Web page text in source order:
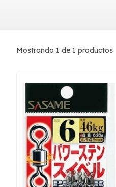
Mostrando 1 de 1 productos